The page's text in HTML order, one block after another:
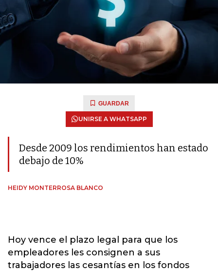
GUARDAR
UNIRSE A WHATSAPP
Desde 2009 los rendimientos han estado
debajo de 10%
HEIDY MONTERROSA BLANCO
Hoy vence el plazo legal para que los
empleadores les consignen a sus
trabajadores las cesantías en los fondos